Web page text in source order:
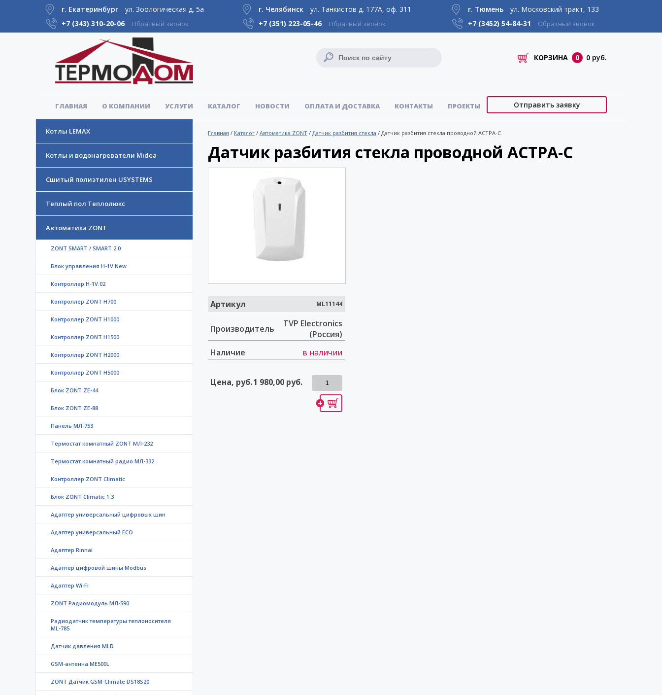
г. Екатеринбург
ул. Зоологическая д. 5а
+7 (343) 310-20-06 Обратный звонок
г. Челябинск
ул. Танкистов д. 177А, оф. 311
+7 (351) 223-05-46 Обратный звонок
г. Тюмень
ул. Московский тракт, 133
+7 (3452) 54-84-31 Обратный звонок
КОРЗИНА 0 0 руб.
Отправить заявку
ГЛАВНАЯ О КОМПАНИИ УСЛУГИ КАТАЛОГ НОВОСТИ ОПЛАТА И ДОСТАВКА КОНТАКТЫ ПРОЕКТЫ
Котлы LEMAX
Котлы и водонагреватели Midea
Сшитый полиэтилен USYSTEMS
Теплый пол Теплолюкс
Автоматика ZONT
ZONT SMART / SMART 2.0
Блок управления H-1V New
Контроллер H-1V.02
Контроллер ZONT H700
Контроллер ZONT H1000
Контроллер ZONT H1500
Контроллер ZONT H2000
Контроллер ZONT H5000
Блок ZONT ZE-44
Блок ZONT ZE-88
Панель МЛ-753
Термостат комнатный ZONT МЛ-232
Термостат комнатный радио МЛ-332
Контроллер ZONT Climatic
Блок ZONT Climatic 1.3
Адаптер универсальный цифровых шин
Адаптер универсальный ECO
Адаптер Rinnai
Адаптер цифровой шины Modbus
Адаптер Wi-Fi
ZONT Радиомодуль МЛ-590
Радиодатчик температуры теплоносителя
ML-785
Датчик давления MLD
GSM-антенна ME500L
ZONT Датчик GSM-Climate DS18S20
Главная / Каталог / Автоматика ZONT / Датчик разбития стекла / Датчик разбития стекла проводной АСТРА-С
Датчик разбития стекла проводной АСТРА-С
Артикул ML11144
Производитель
TVP Electronics
(Россия)
Наличие
в наличии
Цена, руб.1 980,00 руб.